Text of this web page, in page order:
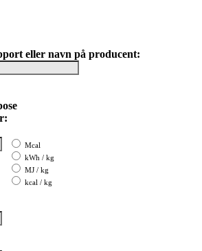
eller navn på producent:
Mcal
kWh / kg
MJ / kg
kcal / kg